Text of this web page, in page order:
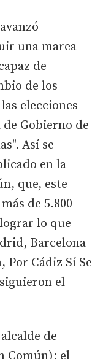
una marea
de
de los
elecciones
Gobierno de
Así se
en la
que, este
de 5.800
lo que
Barcelona
Por Cádiz Sí Se
el
de